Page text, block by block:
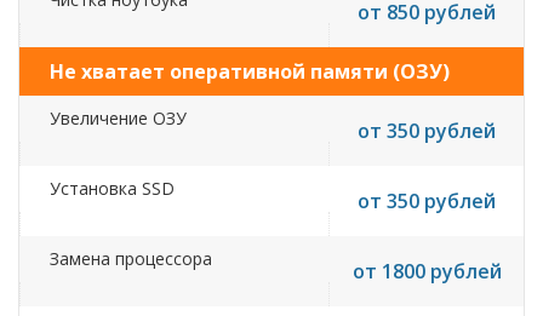
от 850 рублей
Не хватает оперативной памяти (ОЗУ)
Увеличение ОЗУ от 350 рублей
Установка SSD от 350 рублей
Замена процессора от 1800 рублей